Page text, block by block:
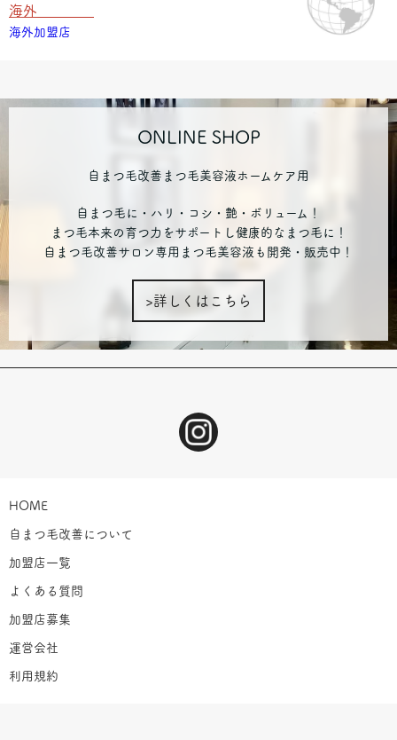
海外
海外加盟店
ONLINE SHOP
自まつ毛改善まつ毛美容液ホームケア用
自まつ毛に・ハリ・コシ・艶・ボリューム！
まつ毛本来の育つ力をサポートし健康的なまつ毛に！
自まつ毛改善サロン専用まつ毛美容液も開発・販売中！
>詳しくはこちら
HOME
自まつ毛改善について
加盟店一覧
よくある質問
加盟店募集
運営会社
利用規約